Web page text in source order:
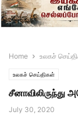
Home உலகச்
உலகச் செய்திகள்
சீனாவிலிருந்து
July 30, 2020